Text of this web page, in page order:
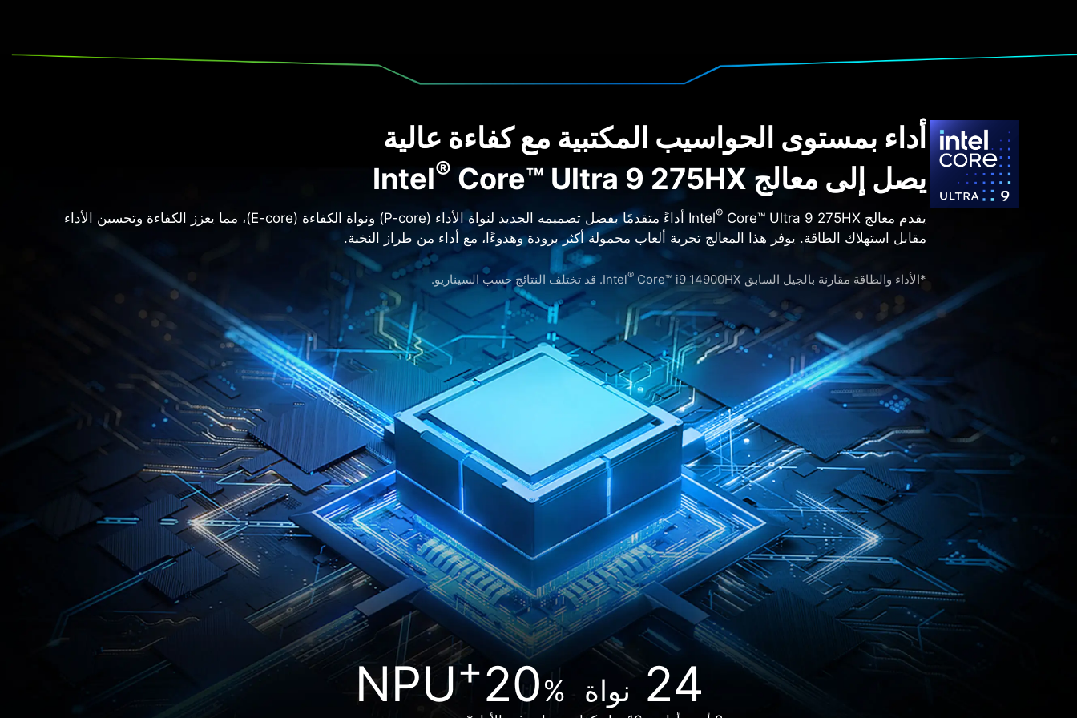
أداء بمستوى الحواسيب المكتبية مع كفاءة عالية
يصل إلى معالج Intel
® Core™ Ultra 9 275HX
يقدم معالج Intel ®
Core™ Ultra 9 275HX أداءً متقدمًا بفضل تصميمه الجديد لنواة الأداء (P-core) ونواة الكفاءة (E-core)، مما يعزز الكفاءة وتحسين الأداء
مقابل استهلاك الطاقة. يوفر هذا المعالج تجربة ألعاب محمولة أكثر برودة وهدوءًا، مع أداء من طراز النخبة.
*الأداء والطاقة مقارنة بالجيل السابق Intel ®Core™ i9 14900HX. قد تختلف النتائج حسب السيناريو.
24 نواة 20%
+
NPU